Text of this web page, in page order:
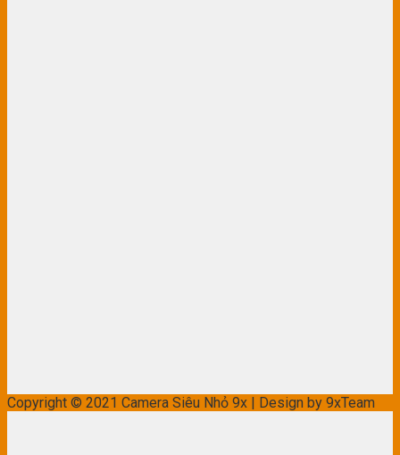
Copyright © 2021 Camera Siêu Nhỏ 9x | Design by 9xTeam